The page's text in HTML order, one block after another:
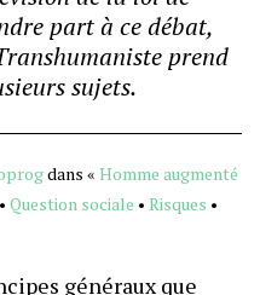
part à ce débat,
prend
sujets.
dans « Homme augmenté
• Question sociale • Risques •
généraux que